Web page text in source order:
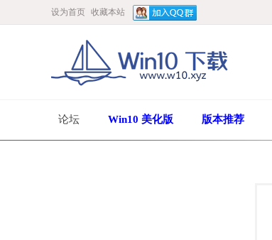
设为首页 收藏本站
论坛 Win10 美化版 版本推荐